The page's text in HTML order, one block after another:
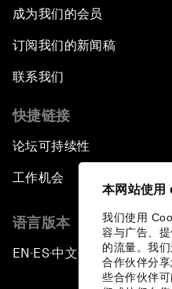
本网站使用
我们使用
容与广告、
的流量。我
合作伙伴分
些合作伙伴
成为我们的会员
订阅我们的新闻稿
联系我们
快捷链接
论坛可持续性
工作机会
语言版本
EN ▪ES▪中文▪ 日本語